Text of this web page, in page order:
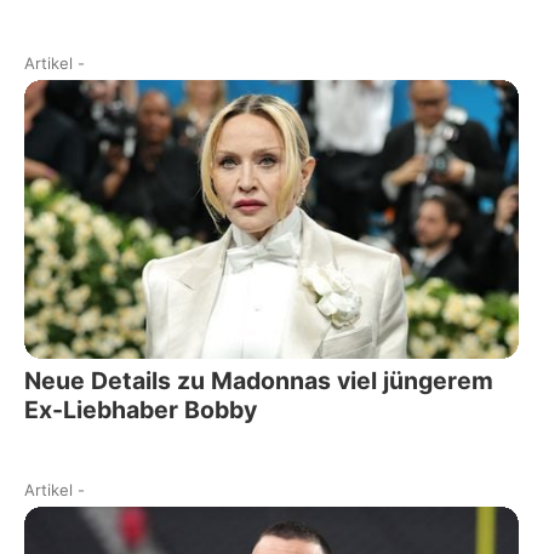
Artikel -
Neue Details zu Madonnas viel jüngerem
Ex-Liebhaber Bobby
Artikel -